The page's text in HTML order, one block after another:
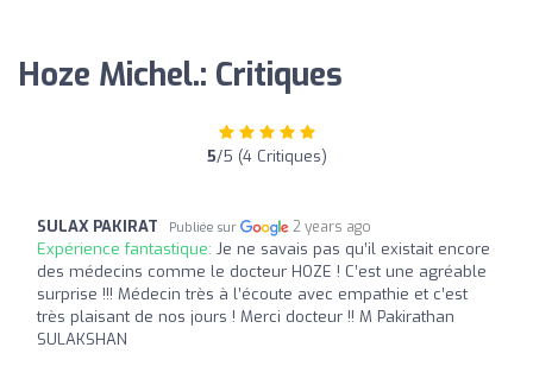
Hoze Michel.: Critiques
5/5 (4 Critiques)
SULAX PAKIRAT Publiée sur 2 years ago
Expérience fantastique: Je ne savais pas qu’il existait encore
des médecins comme le docteur HOZE ! C’est une agréable
surprise !!! Médecin très à l’écoute avec empathie et c’est
très plaisant de nos jours ! Merci docteur !! M Pakirathan
SULAKSHAN